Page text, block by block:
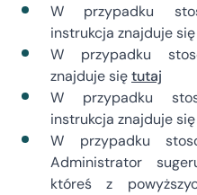
W przypadku
instrukcja znajduje się
W przypadku
znajduje siętutaj
W przypadku
instrukcja znajduje się
W przypadku
Administrator
któreś z